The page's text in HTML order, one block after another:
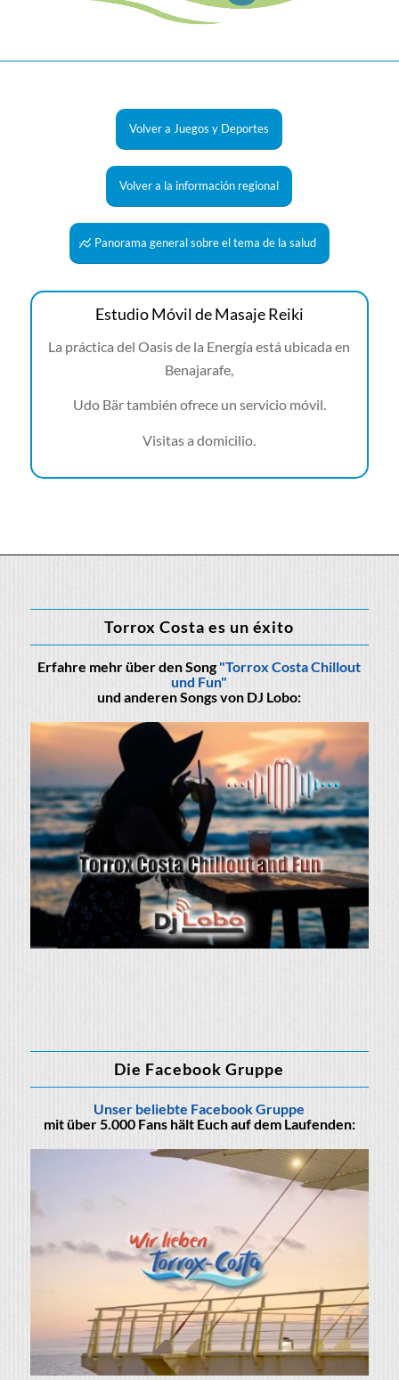
Volver a Juegos y Deportes
Volver a la información regional
Panorama general sobre el tema de la salud
Estudio Móvil de Masaje Reiki
La práctica del Oasis de la Energía está ubicada en
Benajarafe,
Udo Bär también ofrece un servicio móvil.
Visitas a domicilio.
Torrox Costa es un éxito
Erfahre mehr über den Song"Torrox Costa Chillout
und Fun"
und anderen Songs von DJ Lobo:
Die Facebook Gruppe
Unser beliebte Facebook Gruppe
mit über 5.000 Fans hält Euch auf dem Laufenden: